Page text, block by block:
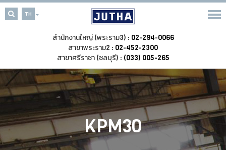
สำนักงานใหญ่ (พระราม3) : 02-294-0066
สาขาพระราม2 : 02-452-2300
สาขาศรีราชา (ชลบุรี) : (033) 005-265
TH
KPM30